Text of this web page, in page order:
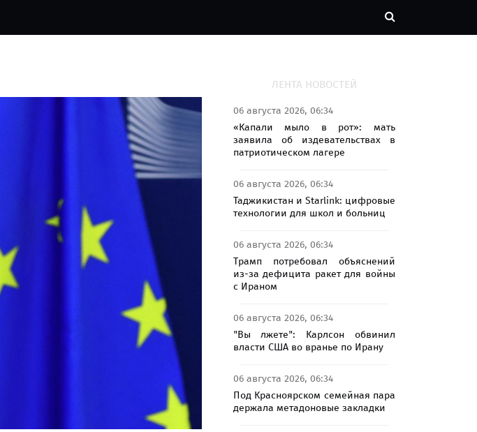
ЛЕНТА НОВОСТЕЙ
06 августа 2026, 06:34
«Капали мыло в рот»: мать
заявила об издевательствах в
патриотическом лагере
06 августа 2026, 06:34
Таджикистан и Starlink: цифровые
технологии для школ и больниц
06 августа 2026, 06:34
Трамп потребовал объяснений
из-за дефицита ракет для войны
с Ираном
06 августа 2026, 06:34
"Вы лжете": Карлсон обвинил
власти США во вранье по Ирану
06 августа 2026, 06:34
Под Красноярском семейная пара
держала метадоновые закладки